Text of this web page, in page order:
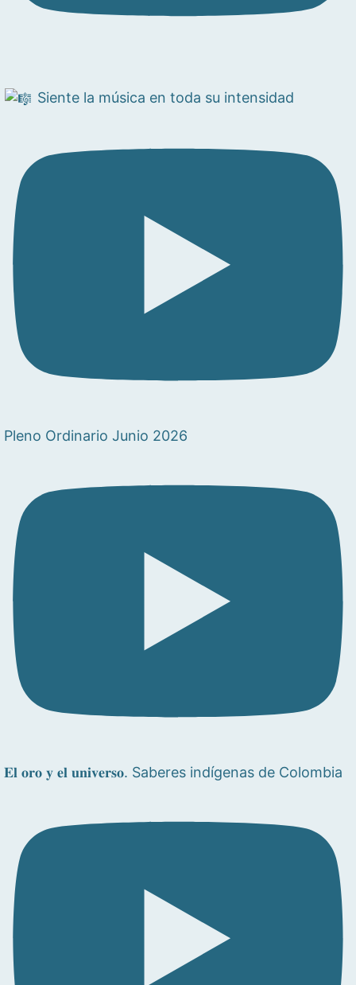
Siente la música en toda su intensidad
Pleno Ordinario Junio 2026
𝐄𝐥 𝐨𝐫𝐨 𝐲 𝐞𝐥 𝐮𝐧𝐢𝐯𝐞𝐫𝐬𝐨. Saberes indígenas de Colombia